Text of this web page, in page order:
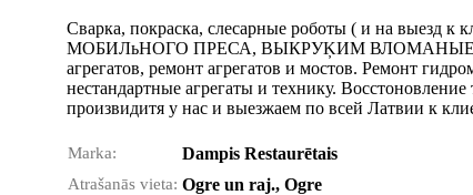
Сварка, покраска, слесарные роботы ( и на
МОБИЛьНОГО ПРЕСА, ВЫКРУĶИМ ВЛОМАНЫЕ
агрегатов, ремонт агрегатов и мостов. Ремонт
нестандартные агрегаты и технику.
произвидитя у нас и выезжаем по всей Латвии к
Marka: Dampis Restaurētais
Atrašanās vieta: Ogre un raj., Ogre